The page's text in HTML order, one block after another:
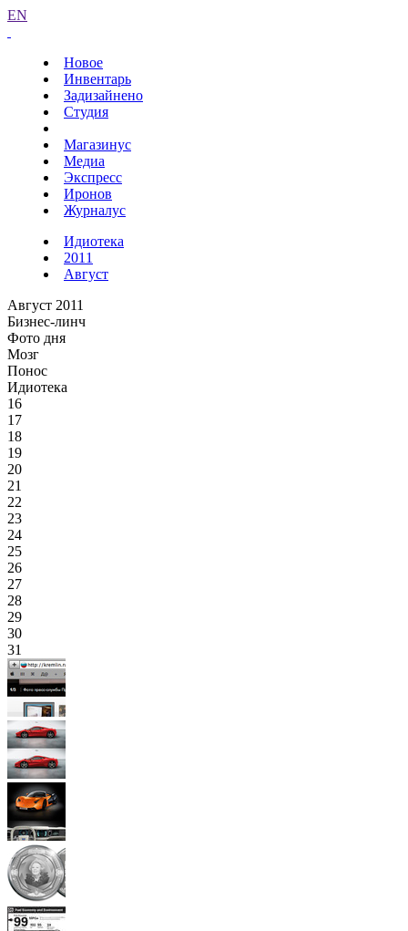
EN
Новое
Инвентарь
Задизайнено
Студия
Магазинус
Медиа
Экспресс
Иронов
Журналус
Идиотека
2011
Август
Август 2011
Бизнес-линч
Фото дня
Мозг
Понос
Идиотека
16
17
18
19
20
21
22
23
24
25
26
27
28
29
30
31